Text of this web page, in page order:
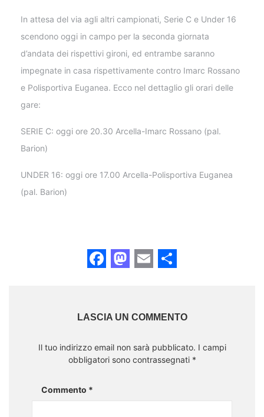
In attesa del via agli altri campionati, Serie C e Under 16
scendono oggi in campo per la seconda giornata
d’andata dei rispettivi gironi, ed entrambe saranno
impegnate in casa rispettivamente contro Imarc Rossano
e Polisportiva Euganea. Ecco nel dettaglio gli orari delle
gare:
SERIE C: oggi ore 20.30 Arcella-Imarc Rossano (pal.
Barion)
UNDER 16: oggi ore 17.00 Arcella-Polisportiva Euganea
(pal. Barion)
LASCIA UN COMMENTO
Il tuo indirizzo email non sarà pubblicato. I campi
obbligatori sono contrassegnati *
Commento *